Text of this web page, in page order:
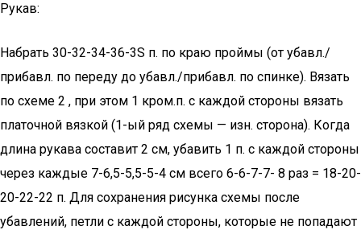
Рукав:
Набрать 30-32-34-36-3S п. по краю проймы (от убавл./
прибавл. по переду до убавл./прибавл. по спинке). Вязать
по схеме 2 , при этом 1 кром.п. с каждой стороны вязать
платочной вязкой (1-ый ряд схемы — изн. сторона). Когда
длина рукава составит 2 см, убавить 1 п. с каждой стороны
через каждые 7-6,5-5,5-5-4 см всего 6-6-7-7- 8 раз = 18-20-
20-22-22 п. Для сохранения рисунка схемы после
убавлений, петли с каждой стороны, которые не попадают